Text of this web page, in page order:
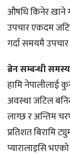
औषधि किनेर खाने
उपचार एकदम
गर्दा समयमै
ब्रेन सम्बन्धी
हामि नेपालीलाई
अवस्था जटिल
लाग्छ र अन्तिम
प्रतिशत बिरामि
प्यारालाइसि